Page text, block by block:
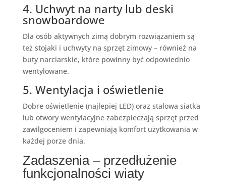
4. Uchwyt na narty lub deski
snowboardowe
Dla osób aktywnych zimą dobrym rozwiązaniem są
też stojaki i uchwyty na sprzęt zimowy – również na
buty narciarskie, które powinny być odpowiednio
wentylowane.
5. Wentylacja i oświetlenie
Dobre oświetlenie (najlepiej LED) oraz stalowa siatka
lub otwory wentylacyjne zabezpieczają sprzęt przed
zawilgoceniem i zapewniają komfort użytkowania w
każdej porze dnia.
Zadaszenia – przedłużenie
funkcjonalności wiaty